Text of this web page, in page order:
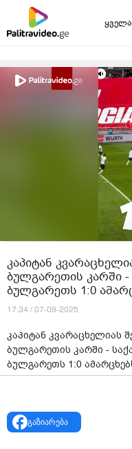
კაპიტან
ბულგარეთის კარში
ბულგარეთს 1:0
17:34 / 07-09-2025
კაპიტან კვარაცხელიას
ბულგარეთის კარში -
ბულგარეთს 1:0
გაზიარება